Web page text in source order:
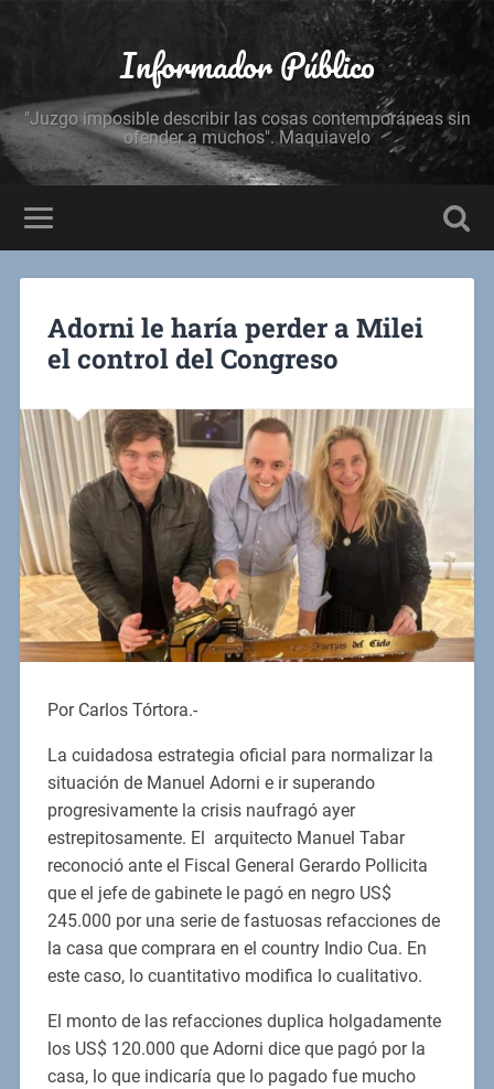
Informador Público
"Juzgo imposible describir las cosas contemporáneas sin
ofender a muchos". Maquiavelo
Adorni le haría perder a Milei
el control del Congreso
Por Carlos Tórtora.-
La cuidadosa estrategia oficial para normalizar la
situación de Manuel Adorni e ir superando
progresivamente la crisis naufragó ayer
estrepitosamente. El arquitecto Manuel Tabar
reconoció ante el Fiscal General Gerardo Pollicita
que el jefe de gabinete le pagó en negro US$
245.000 por una serie de fastuosas refacciones de
la casa que comprara en el country Indio Cua. En
este caso, lo cuantitativo modifica lo cualitativo.
El monto de las refacciones duplica holgadamente
los US$ 120.000 que Adorni dice que pagó por la
casa, lo que indicaría que lo pagado fue mucho